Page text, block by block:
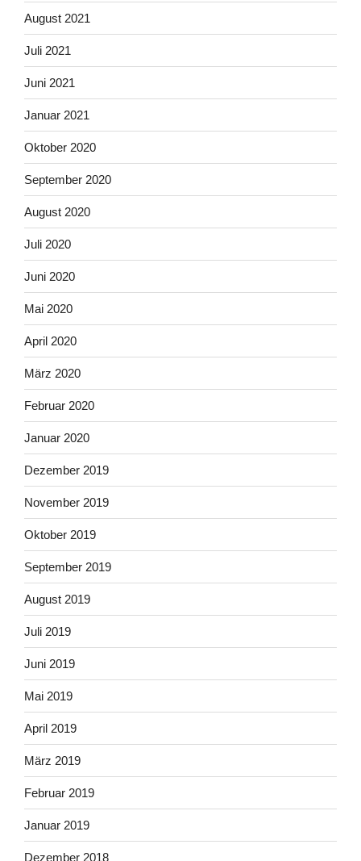
August 2021
Juli 2021
Juni 2021
Januar 2021
Oktober 2020
September 2020
August 2020
Juli 2020
Juni 2020
Mai 2020
April 2020
März 2020
Februar 2020
Januar 2020
Dezember 2019
November 2019
Oktober 2019
September 2019
August 2019
Juli 2019
Juni 2019
Mai 2019
April 2019
März 2019
Februar 2019
Januar 2019
Dezember 2018